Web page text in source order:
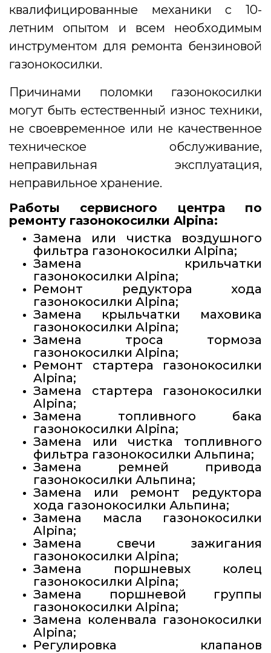
квалифицированные механики с 10-
летним опытом и всем необходимым
инструментом для ремонта бензиновой
газонокосилки.
Причинами поломки газонокосилки
могут быть естественный износ техники,
не своевременное или не качественное
техническое обслуживание,
неправильная эксплуатация,
неправильное хранение.
Работы сервисного центра по
ремонту газонокосилки Alpina:
Замена или чистка воздушного
фильтра газонокосилки Alpina;
Замена крильчатки
газонокосилки Alpina;
Ремонт редуктора хода
газонокосилки Alpina;
Замена крыльчатки маховика
газонокосилки Alpina;
Замена троса тормоза
газонокосилки Alpina;
Ремонт стартера газонокосилки
Alpina;
Замена стартера газонокосилки
Alpina;
Замена топливного бака
газонокосилки Alpina;
Замена или чистка топливного
фильтра газонокосилки Альпина;
Замена ремней привода
газонокосилки Альпина;
Замена или ремонт редуктора
хода газонокосилки Альпина;
Замена масла газонокосилки
Alpina;
Замена свечи зажигания
газонокосилки Alpina;
Замена поршневых колец
газонокосилки Alpina;
Замена поршневой группы
газонокосилки Alpina;
Замена коленвала газонокосилки
Alpina;
Регулировка клапанов